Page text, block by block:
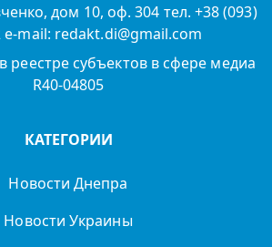
дом 10, оф. 304 тел. +38 (093)
e-mail: redakt.di@gmail.com
реестре субъектов в сфере медиа
R40-04805
КАТЕГОРИИ
Новости Днепра
Новости Украины